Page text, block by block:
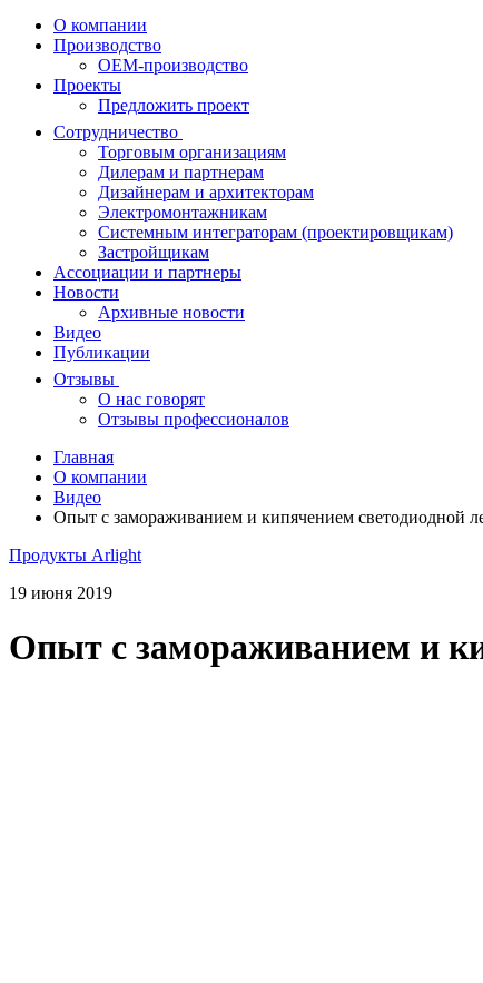
О компании
Производство
OEM-производство
Проекты
Предложить проект
Сотрудничество
Торговым организациям
Дилерам и партнерам
Дизайнерам и архитекторам
Электромонтажникам
Системным интеграторам (проектировщикам)
Застройщикам
Ассоциации и партнеры
Новости
Архивные новости
Видео
Публикации
Отзывы
О нас говорят
Отзывы профессионалов
Главная
О компании
Видео
Опыт с замораживанием и кипячением светодиодной
Продукты Arlight
19 июня 2019
Опыт с замораживанием и